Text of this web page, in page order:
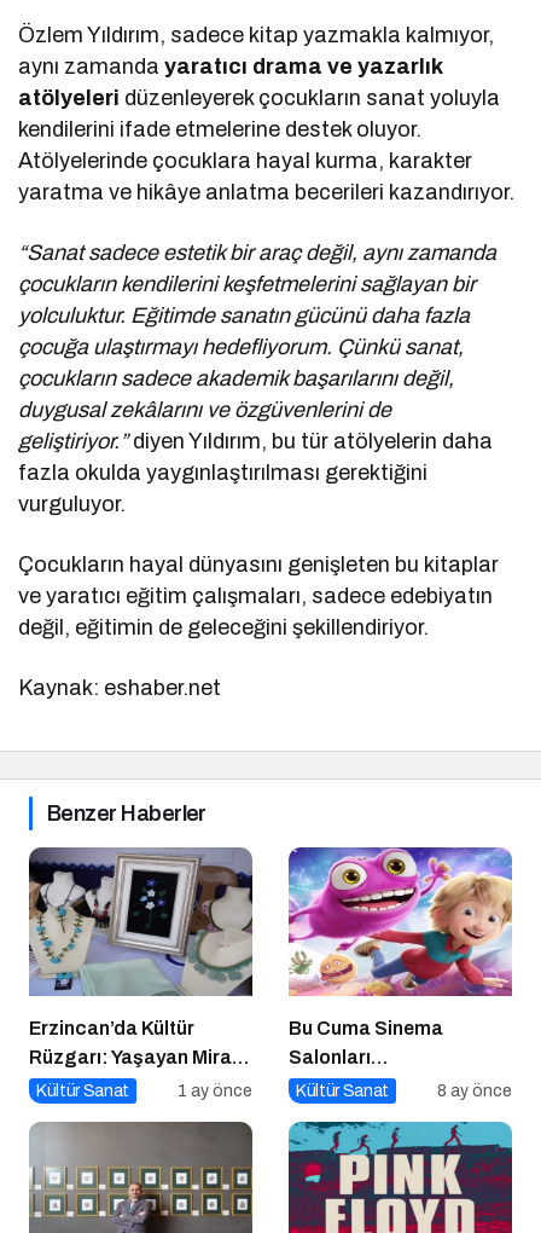
Özlem Yıldırım, sadece kitap yazmakla kalmıyor,
aynı zamandayaratıcı drama ve yazarlık
atölyeleri düzenleyerek çocukların sanat yoluyla
kendilerini ifade etmelerine destek oluyor.
Atölyelerinde çocuklara hayal kurma, karakter
yaratma ve hikâye anlatma becerileri kazandırıyor.
“Sanat sadece estetik bir araç değil, aynı zamanda
çocukların kendilerini keşfetmelerini sağlayan bir
yolculuktur. Eğitimde sanatın gücünü daha fazla
çocuğa ulaştırmayı hedefliyorum. Çünkü sanat,
çocukların sadece akademik başarılarını değil,
duygusal zekâlarını ve özgüvenlerini de
geliştiriyor.”diyen Yıldırım, bu tür atölyelerin daha
fazla okulda yaygınlaştırılması gerektiğini
vurguluyor.
Çocukların hayal dünyasını genişleten bu kitaplar
ve yaratıcı eğitim çalışmaları, sadece edebiyatın
değil, eğitimin de geleceğini şekillendiriyor.
Kaynak: eshaber.net
Benzer Haberler
Erzincan’da Kültür
Rüzgarı: Yaşayan Miras
Şöleni Şehre İz Bıraktı
Kültür Sanat 1 ay önce
Bu Cuma Sinema
Salonları
Hareketleniyor: 26 Aralık
Açıklandı
Kültür Sanat 8 ay önce